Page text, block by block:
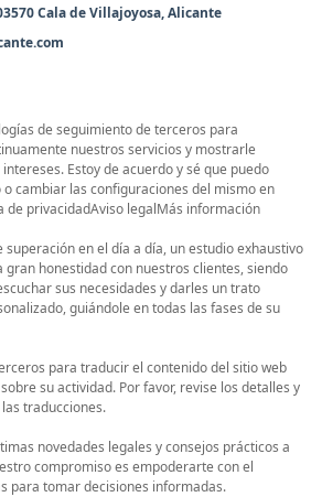
Cala de Villajoyosa, Alicante
de seguimiento de terceros para
nuestros servicios y mostrarle
Estoy de acuerdo y sé que puedo
cambiar las configuraciones del mismo en
de privacidadAviso legalMás información
superación en el día a día, un estudio exhaustivo
gran honestidad con nuestros clientes, siendo
sus necesidades y darles un trato
guiándole en todas las fases de su
para traducir el contenido del sitio web
su actividad. Por favor, revise los detalles y
traducciones.
novedades legales y consejos prácticos a
compromiso es empoderarte con el
para tomar decisiones informadas.